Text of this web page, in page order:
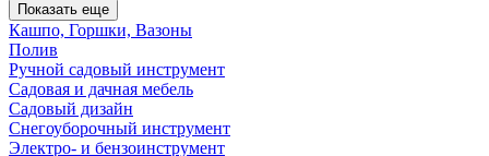
Показать еще
Кашпо, Горшки, Вазоны
Полив
Ручной садовый инструмент
Садовая и дачная мебель
Садовый дизайн
Снегоуборочный инструмент
Электро- и бензоинструмент